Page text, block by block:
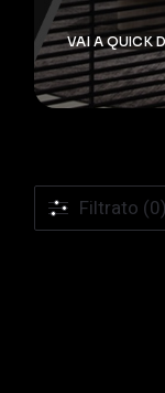
VAI A QUICK
Filtrato (0)